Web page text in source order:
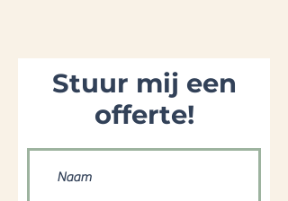
Stuur mij een
offerte!